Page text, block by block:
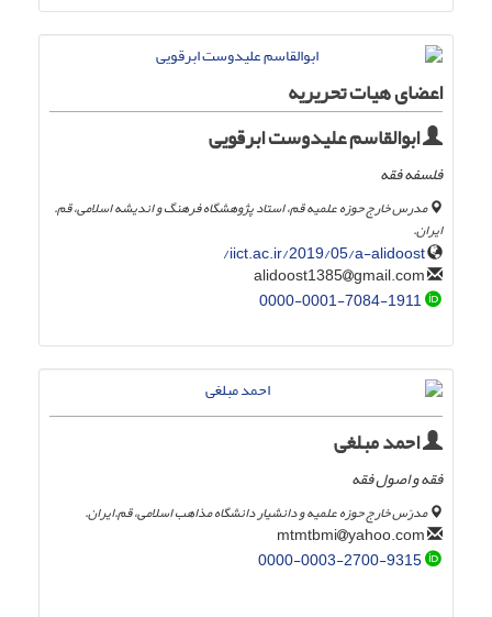
اعضای هیات تحریریه
ابوالقاسم علیدوست ابرقویی
فلسفه فقه
مدرس خارج حوزه علمیه قم، استاد پژوهشگاه فرهنگ و اندیشه اسلامی، قم.
ایران.
iict.ac.ir/2019/05/a-alidoost/
gmail.com
0000-0001-7084-1911
احمد مبلغی
فقه و اصول فقه
مدرّس خارج حوزه علمیه و دانشیار دانشگاه مذاهب اسلامی، قم.ایران.
yahoo.com
0000-0003-2700-9315